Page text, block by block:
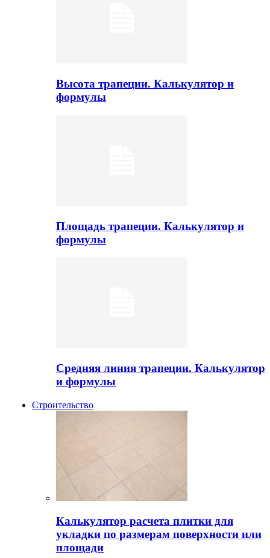
Высота трапеции. Калькулятор и
формулы
Площадь трапеции. Калькулятор и
формулы
Средняя линия трапеции. Калькулятор
и формулы
Строительство
Калькулятор расчета плитки для
укладки по размерам поверхности или
площади